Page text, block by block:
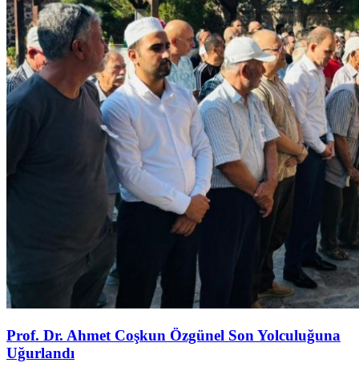
Prof. Dr. Ahmet Coşkun Özgünel Son Yolculuğuna
Uğurlandı